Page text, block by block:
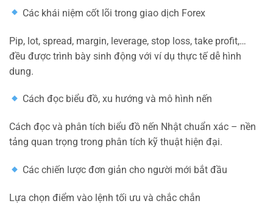
Các khái niệm cốt lõi trong giao dịch Forex
Pip, lot, spread, margin, leverage, stop loss, take profit,…
đều được trình bày sinh động với ví dụ thực tế dễ hình
dung.
Cách đọc biểu đồ, xu hướng và mô hình nến
Cách đọc và phân tích biểu đồ nến Nhật chuẩn xác – nền
tảng quan trọng trong phân tích kỹ thuật hiện đại.
Các chiến lược đơn giản cho người mới bắt đầu
Lựa chọn điểm vào lệnh tối ưu và chắc chắn